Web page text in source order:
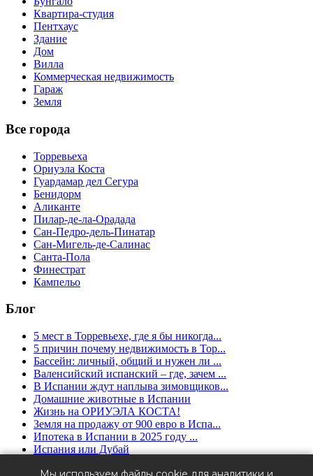
Квартира-студия
Пентхаус
Здание
Дом
Вилла
Коммерческая недвижимость
Гараж
Земля
Все города
Торревьеха
Ориуэла Коста
Гуардамар дел Сегура
Бенидорм
Аликанте
Пилар-де-ла-Орадада
Сан-Педро-дель-Пинатар
Сан-Мигель-де-Салинас
Санта-Пола
Финестрат
Кампельо
Блог
5 мест в Торревьехе, где я бы никогда...
5 причин почему недвижимость в Тор...
Бассейн: личный, общий и нужен ли ...
Валенсийский испанский – где, зачем ...
В Испании ждут наплыва зимовщиков...
Домашние животные в Испании
Жизнь на ОРИУЭЛА КОСТА!
Земля на продажу от 900 евро в Испа...
Ипотека в Испании в 2025 году ...
Испания или Дубай